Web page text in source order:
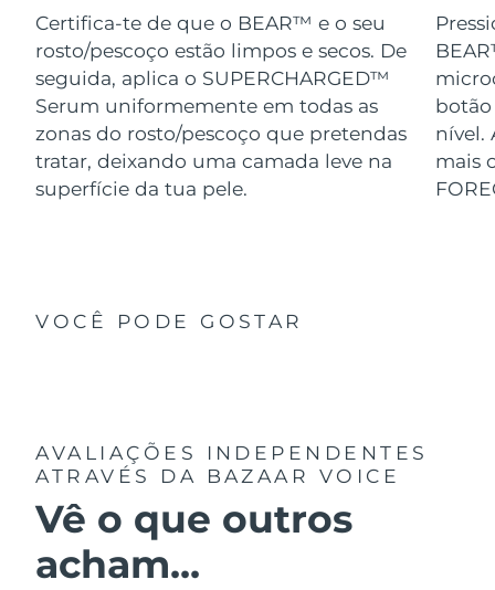
Certifica-te de que o BEAR™ e o seu
rosto/pescoço estão limpos e secos. De
seguida, aplica o SUPERCHARGED™
Serum uniformemente em todas as
zonas do rosto/pescoço que pretendas
tratar, deixando uma camada leve na
superfície da tua pele.
nível.
mais
VOCÊ PODE GOSTAR
AVALIAÇÕES INDEPENDENTES
ATRAVÉS DA BAZAAR VOICE
Vê o que outros
acham...